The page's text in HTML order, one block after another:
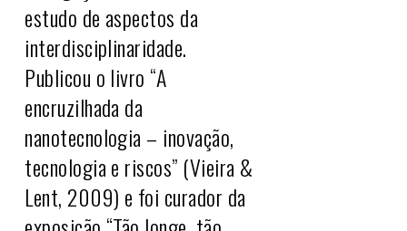
estudo de aspectos da
interdisciplinaridade.
Publicou o livro “A
encruzilhada da
nanotecnologia – inovação,
tecnologia e riscos” (Vieira &
Lent, 2009) e foi curador da